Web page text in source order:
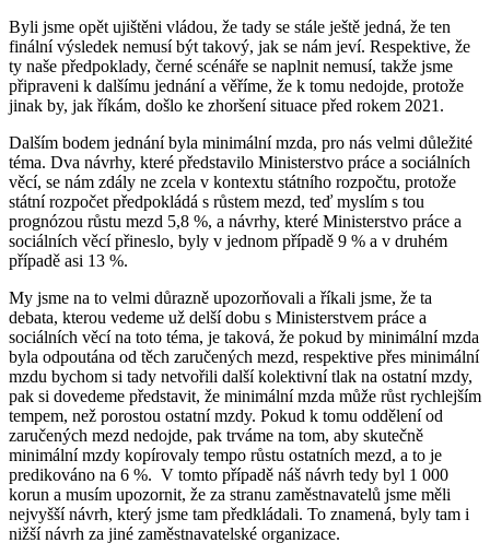
Byli jsme opět ujištěni vládou, že tady se stále ještě jedná, že ten
finální výsledek nemusí být takový, jak se nám jeví. Respektive, že
ty naše předpoklady, černé scénáře se naplnit nemusí, takže jsme
připraveni k dalšímu jednání a věříme, že k tomu nedojde, protože
jinak by, jak říkám, došlo ke zhoršení situace před rokem 2021.
Dalším bodem jednání byla minimální mzda, pro nás velmi důležité
téma. Dva návrhy, které představilo Ministerstvo práce a sociálních
věcí, se nám zdály ne zcela v kontextu státního rozpočtu, protože
státní rozpočet předpokládá s růstem mezd, teď myslím s tou
prognózou růstu mezd 5,8 %, a návrhy, které Ministerstvo práce a
sociálních věcí přineslo, byly v jednom případě 9 % a v druhém
případě asi 13 %.
My jsme na to velmi důrazně upozorňovali a říkali jsme, že ta
debata, kterou vedeme už delší dobu s Ministerstvem práce a
sociálních věcí na toto téma, je taková, že pokud by minimální mzda
byla odpoutána od těch zaručených mezd, respektive přes minimální
mzdu bychom si tady netvořili další kolektivní tlak na ostatní mzdy,
pak si dovedeme představit, že minimální mzda může růst rychlejším
tempem, než porostou ostatní mzdy. Pokud k tomu oddělení od
zaručených mezd nedojde, pak trváme na tom, aby skutečně
minimální mzdy kopírovaly tempo růstu ostatních mezd, a to je
predikováno na 6 %. V tomto případě náš návrh tedy byl 1 000
korun a musím upozornit, že za stranu zaměstnavatelů jsme měli
nejvyšší návrh, který jsme tam předkládali. To znamená, byly tam i
nižší návrh za jiné zaměstnavatelské organizace.